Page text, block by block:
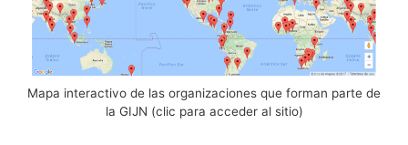
Mapa interactivo de las organizaciones que forman parte de
la GIJN (clic para acceder al sitio)